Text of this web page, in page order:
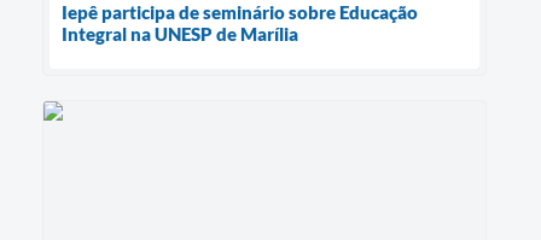
Iepê participa de seminário sobre Educação
Integral na UNESP de Marília